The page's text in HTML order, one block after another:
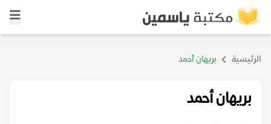
الرئيسية بريهان أحمد
بريهان أحمد